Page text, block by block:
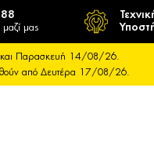
μαζί μας
και Παρασκευή 14/08/26.
από Δευτέρα 17/08/26.